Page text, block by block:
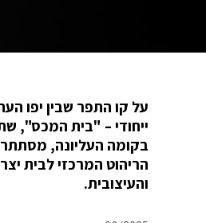
על קו התפר שבין יפו
ייחודי – "בית המכס",
בקומה העליונה, מסתתר
הריהוט המרכזי לבית
והעיצובית.